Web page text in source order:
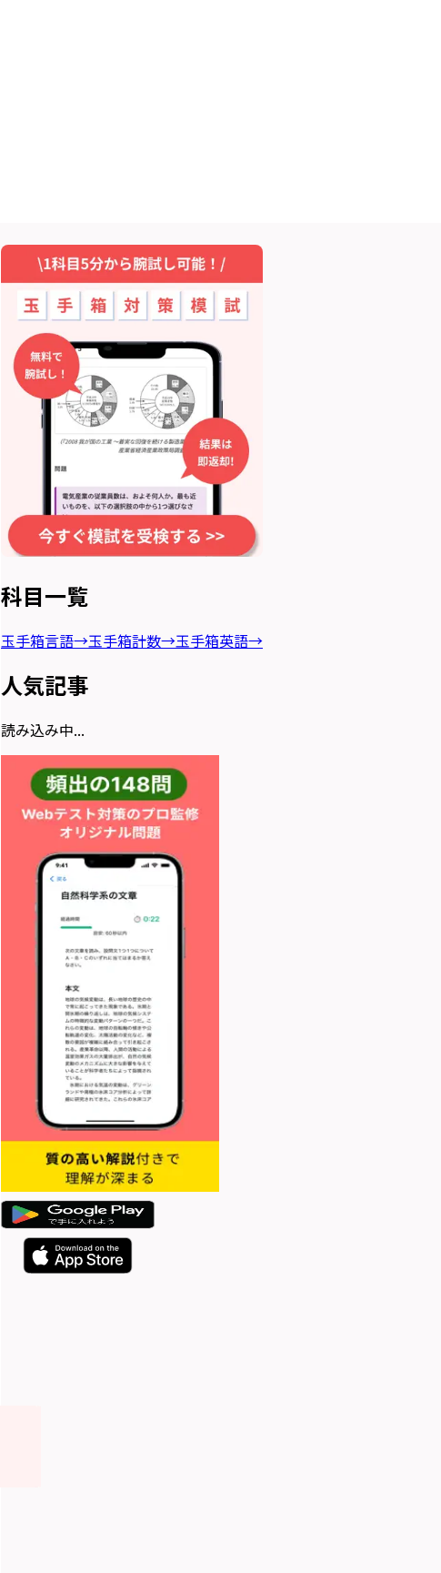
科目一覧
玉手箱言語→玉手箱計数→玉手箱英語→
人気記事
読み込み中...